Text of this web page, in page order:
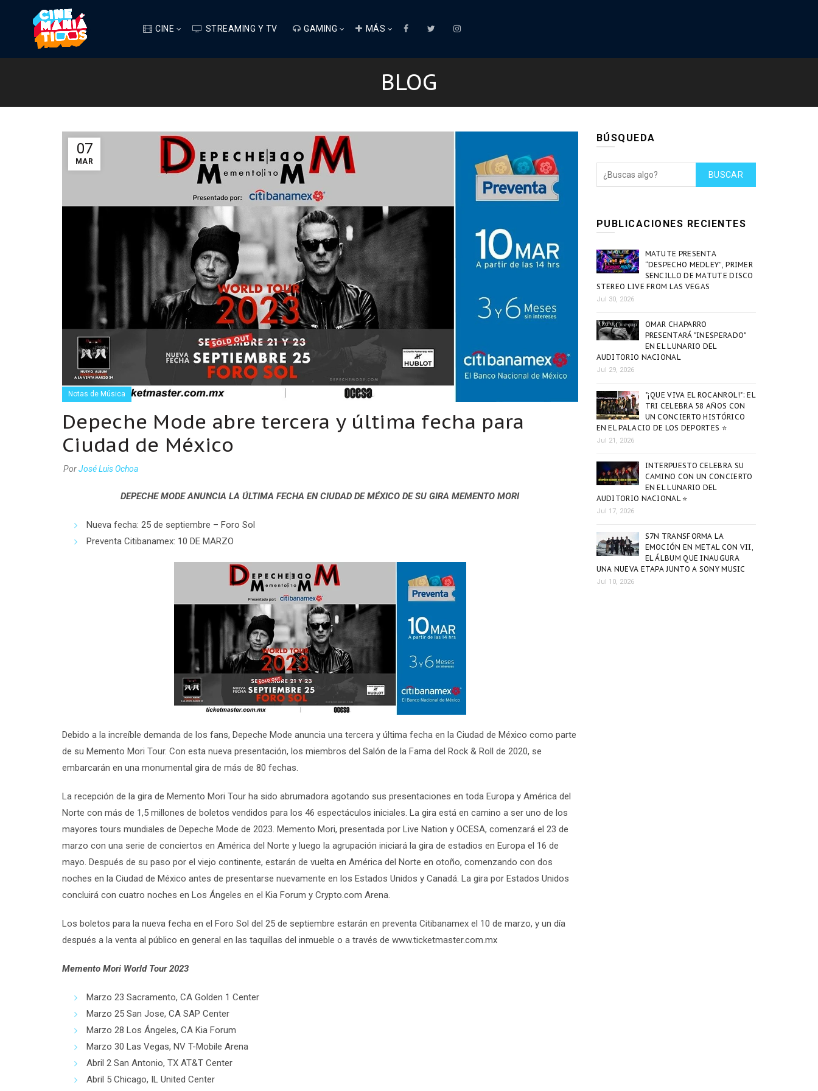
CINE STREAMING Y TV GAMING MÁS
BLOG
07
MAR
Notas de Música
Depeche Mode abre tercera y última fecha para
Ciudad de México
PorJosé Luis Ochoa
DEPECHE MODE ANUNCIA LA ÚLTIMA FECHA EN CIUDAD DE MÉXICO DE SU GIRA MEMENTO MORI
Nueva fecha: 25 de septiembre – Foro Sol
Preventa Citibanamex: 10 DE MARZO
Debido a la increíble demanda de los fans, Depeche Mode anuncia una tercera y última fecha en la Ciudad de México como parte
de su Memento Mori Tour. Con esta nueva presentación, los miembros del Salón de la Fama del Rock & Roll de 2020, se
embarcarán en una monumental gira de más de 80 fechas.
La recepción de la gira de Memento Mori Tour ha sido abrumadora agotando sus presentaciones en toda Europa y América del
Norte con más de 1,5 millones de boletos vendidos para los 46 espectáculos iniciales. La gira está en camino a ser uno de los
mayores tours mundiales de Depeche Mode de 2023. Memento Mori, presentada por Live Nation y OCESA, comenzará el 23 de
marzo con una serie de conciertos en América del Norte y luego la agrupación iniciará la gira de estadios en Europa el 16 de
mayo. Después de su paso por el viejo continente, estarán de vuelta en América del Norte en otoño, comenzando con dos
noches en la Ciudad de México antes de presentarse nuevamente en los Estados Unidos y Canadá. La gira por Estados Unidos
concluirá con cuatro noches en Los Ángeles en el Kia Forum y Crypto.com Arena.
Los boletos para la nueva fecha en el Foro Sol del 25 de septiembre estarán en preventa Citibanamex el 10 de marzo, y un día
después a la venta al público en general en las taquillas del inmueble o a través de www.ticketmaster.com.mx
Memento Mori World Tour 2023
Marzo 23 Sacramento, CA Golden 1 Center
Marzo 25 San Jose, CA SAP Center
Marzo 28 Los Ángeles, CA Kia Forum
Marzo 30 Las Vegas, NV T-Mobile Arena
Abril 2 San Antonio, TX AT&T Center
Abril 5 Chicago, IL United Center
BÚSQUEDA
BUSCAR
PUBLICACIONES RECIENTES
MATUTE PRESENTA
“DESPECHO MEDLEY”, PRIMER
SENCILLO DE MATUTE DISCO
STEREO LIVE FROM LAS VEGAS
Jul 30, 2026
OMAR CHAPARRO
PRESENTARÁ "INESPERADO"
EN EL LUNARIO DEL
AUDITORIO NACIONAL
Jul 29, 2026
"¡QUE VIVA EL ROCANROL!": EL
TRI CELEBRA 58 AÑOS CON
UN CONCIERTO HISTÓRICO
EN EL PALACIO DE LOS DEPORTES ⭐
Jul 21, 2026
INTERPUESTO CELEBRA SU
CAMINO CON UN CONCIERTO
EN EL LUNARIO DEL
AUDITORIO NACIONAL ⭐
Jul 17, 2026
S7N TRANSFORMA LA
EMOCIÓN EN METAL CON VII,
EL ÁLBUM QUE INAUGURA
UNA NUEVA ETAPA JUNTO A SONY MUSIC
Jul 10, 2026